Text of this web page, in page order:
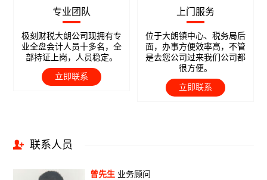
专业团队
极刻财税大朗公司现拥有专
业全盘会计人员十多名，全
部持证上岗，人员稳定。
立即联系
上门服务
位于大朗镇中心、税务局后
面，办事方便效率高，不管
是去您公司过来我们公司都
很方便。
立即联系
联系人员
曾先生 业务顾问